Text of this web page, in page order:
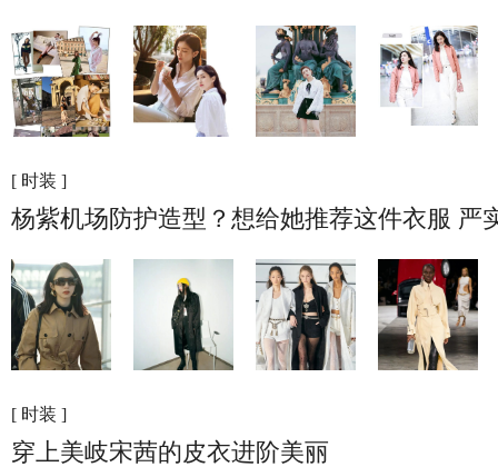
[ 时装 ]
杨紫机场防护造型？想给她推荐这件衣服 严
[ 时装 ]
穿上美岐宋茜的皮衣进阶美丽